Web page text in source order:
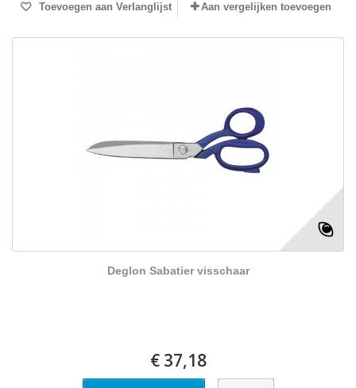
Toevoegen aan Verlanglijst Aan vergelijken toevoegen
Deglon Sabatier visschaar
€ 37,18